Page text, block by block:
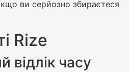
ви серйозно збираєтеся
Rize
відлік часу